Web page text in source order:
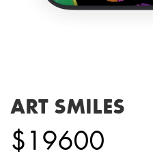
ART SMILES
$19600